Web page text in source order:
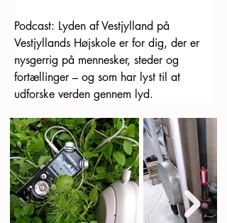
Podcast: Lyden af Vestjylland på
Vestjyllands Højskole er for dig, der er
nysgerrig på mennesker, steder og
fortællinger – og som har lyst til at
udforske verden gennem lyd.